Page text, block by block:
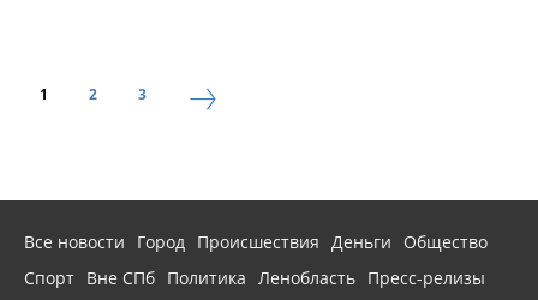
1 2 3
Все новости Город Происшествия Деньги
Общество
Спорт Вне СПб Политика Ленобласть Пресс-релизы